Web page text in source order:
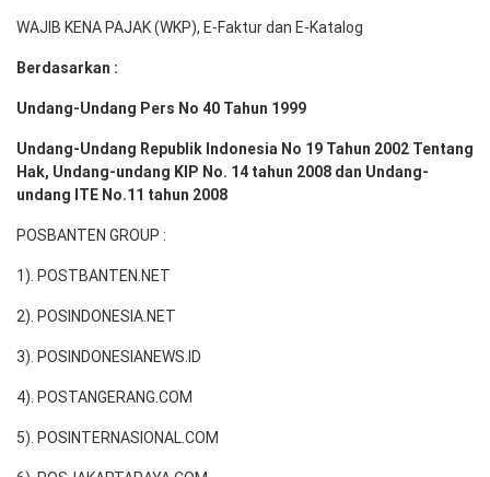
WAJIB KENA PAJAK (WKP), E-Faktur dan E-Katalog
Berdasarkan :
Undang-Undang Pers No 40 Tahun 1999
Undang-Undang Republik Indonesia No 19 Tahun 2002 Tentang
Hak, Undang-undang KIP No. 14 tahun 2008 dan Undang-
undang ITE No.11 tahun 2008
POSBANTEN GROUP :
1). POSTBANTEN.NET
2). POSINDONESIA.NET
3). POSINDONESIANEWS.ID
4). POSTANGERANG.COM
5). POSINTERNASIONAL.COM